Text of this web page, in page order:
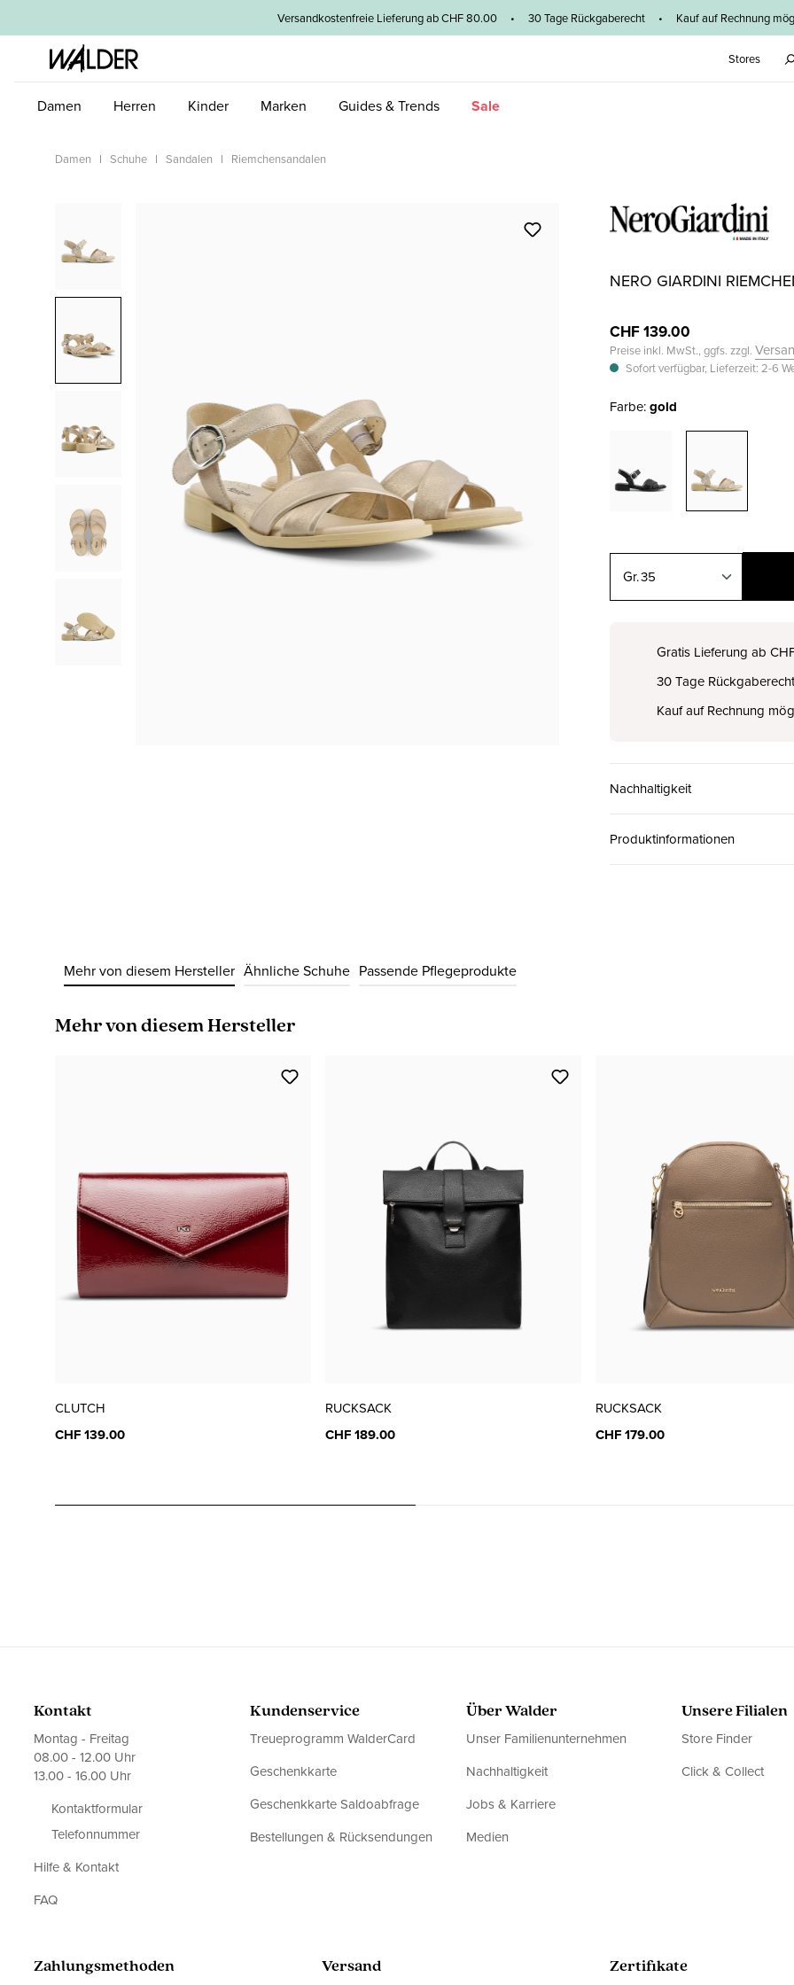
Versandkostenfreie Lieferung ab CHF 80.00 • 30 Tage Rückgaberecht • Kauf auf Rechnung
Stores
Damen Herren Kinder Marken Guides & Trends Sale
Damen Schuhe Sandalen Riemchensandalen
NERO GIARDINI
CHF 139.00
Preise inkl. MwSt., ggfs. zzgl.
Sofort verfügbar, Lieferzeit: 2-6
Farbe:gold
35
CHF 139.00
Gratis Lieferung ab
30 Tage Rückgaberecht
Kauf auf Rechnung
Nachhaltigkeit
Produktinformationen
Mehr von diesem Hersteller Ähnliche Schuhe Passende Pflegeprodukte
Produktgalerie überspringen
Mehr von diesem Hersteller
CLUTCH
CHF 139.00
RUCKSACK
CHF 189.00
RUCKSACK
CHF 179.00
Kontakt
Montag - Freitag
08.00 - 12.00 Uhr
13.00 - 16.00 Uhr
Kontaktformular
Telefonnummer
Hilfe & Kontakt
FAQ
Kundenservice
Treueprogramm WalderCard
Geschenkkarte
Geschenkkarte Saldoabfrage
Bestellungen & Rücksendungen
Über Walder
Unser Familienunternehmen
Nachhaltigkeit
Jobs & Karriere
Medien
Unsere Filialen
Store Finder
Click & Collect
Zahlungsmethoden Versand Zertifikate